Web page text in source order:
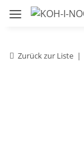
Zurück zur Liste